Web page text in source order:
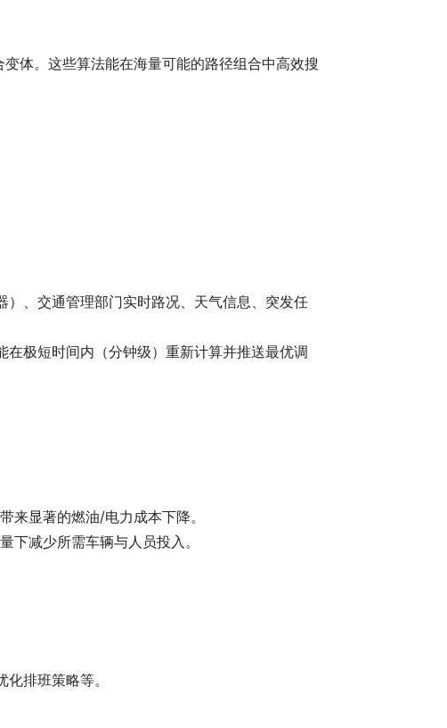
体。这些算法能在海量可能的路径组合中高效搜
、交通管理部门实时路况、天气信息、突发任
极短时间内（分钟级）重新计算并推送最优调
来显著的燃油/电力成本下降。
下减少所需车辆与人员投入。
排班策略等。